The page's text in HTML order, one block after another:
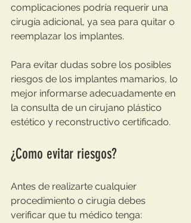
complicaciones podría requerir una
cirugía adicional, ya sea para quitar o
reemplazar los implantes.
Para evitar dudas sobre los posibles
riesgos de los implantes mamarios, lo
mejor informarse adecuadamente en
la consulta de un cirujano plástico
estético y reconstructivo certificado.
¿Como evitar riesgos?
Antes de realizarte cualquier
procedimiento o cirugía debes
verificar que tu médico tenga: